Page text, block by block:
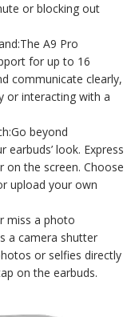
or blocking out
A9 Pro
for up to 16
communicate clearly,
or interacting with a
beyond
look. Express
on the screen. Choose
upload your own
miss a photo
a camera shutter
or selfies directly
on the earbuds.